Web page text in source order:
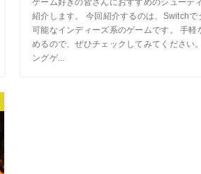
ゲーム好きの皆さんにおすすめのシューテ
紹介します。 今回紹介するのは、Switchで
可能なインディーズ系のゲームです。 手軽
めるので、ぜひチェックしてみてください
ングゲ...